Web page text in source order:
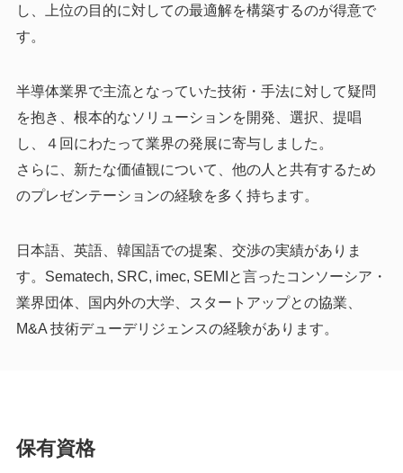
し、上位の目的に対しての最適解を構築するのが得意で
す。
半導体業界で主流となっていた技術・手法に対して疑問
を抱き、根本的なソリューションを開発、選択、提唱
し、４回にわたって業界の発展に寄与しました。
さらに、新たな価値観について、他の人と共有するため
のプレゼンテーションの経験を多く持ちます。
日本語、英語、韓国語での提案、交渉の実績がありま
す。Sematech, SRC, imec, SEMIと言ったコンソーシア・
業界団体、国内外の大学、スタートアップとの協業、
M&A 技術デューデリジェンスの経験があります。
保有資格